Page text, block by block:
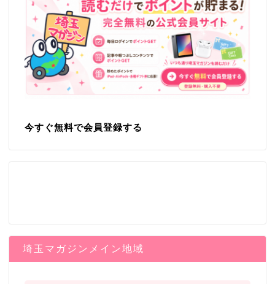
今すぐ無料で会員登録する
埼玉マガジンメイン地域